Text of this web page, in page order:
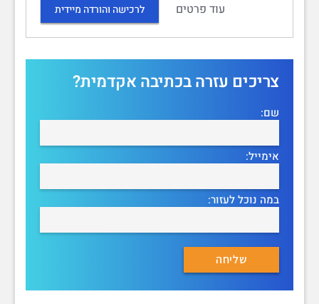
עוד פרטים
לרכישה והורדה מיידית
צריכים עזרה בכתיבה אקדמית?
שם:
אימייל:
במה נוכל לעזור: